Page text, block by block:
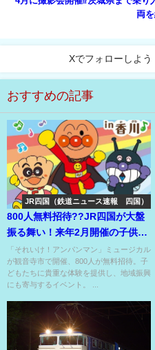
両
Xでフォローしよう
おすすめの記事
JR四国（鉄道ニュース速報 四国）
800人無料招待??JR四国が大盤
振る舞い！来年2月開催の子供に
大人気のミュージカル??
「それいけ！アンパンマン」ミュージカル
が観音寺市で開催、800人が無料招待。子
どもたちに貴重な体験を提供し、地域振興
にも寄与するイベント。 ...